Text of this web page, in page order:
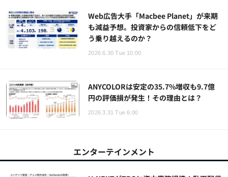
Web広告大手「Macbee Planet」が来期
も減益予想。投資家からの信頼低下をど
う乗り越えるのか？
2026.6.30 Tue 10:00
ANYCOLORは安定の35.7%増収も9.7億
円の評価損が発生！その理由とは？
2026.3.31 Tue 6:00
エンターテインメント